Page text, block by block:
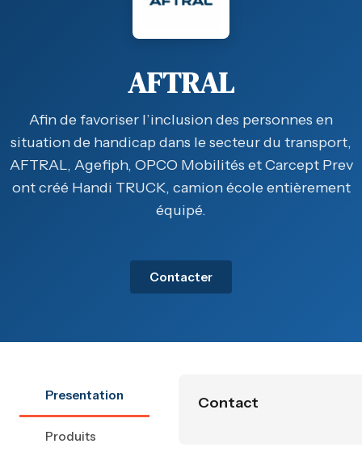
AFTRAL
Afin de favoriser l’inclusion des personnes en
situation de handicap dans le secteur du transport,
AFTRAL, Agefiph, OPCO Mobilités et Carcept Prev
ont créé Handi TRUCK, camion école entièrement
équipé.
Contacter
Presentation
Produits
Contact